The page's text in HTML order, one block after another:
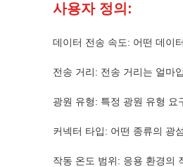
사용자 정의:
데이터 전송 속도: 어떤 데이
전송 거리: 전송 거리는 얼마
광원 유형: 특정 광원 유형 요
커넥터 타입: 어떤 종류의 광
작동 온도 범위: 응용 환경의